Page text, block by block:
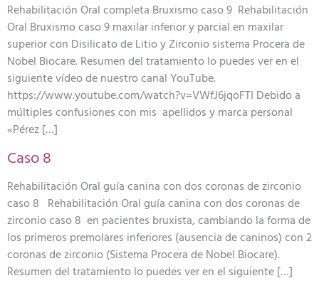
Rehabilitación Oral completa Bruxismo caso 9 Rehabilitación
Oral Bruxismo caso 9 maxilar inferior y parcial en maxilar
superior con Disilicato de Litio y Zirconio sistema Procera de
Nobel Biocare. Resumen del tratamiento lo puedes ver en el
siguiente vídeo de nuestro canal YouTube.
https://www.youtube.com/watch?v=VWfJ6jqoFTI Debido a
múltiples confusiones con mis apellidos y marca personal
«Pérez […]
Caso 8
Rehabilitación Oral guía canina con dos coronas de zirconio
caso 8 Rehabilitación Oral guía canina con dos coronas de
zirconio caso 8 en pacientes bruxista, cambiando la forma de
los primeros premolares inferiores (ausencia de caninos) con 2
coronas de zirconio (Sistema Procera de Nobel Biocare).
Resumen del tratamiento lo puedes ver en el siguiente […]